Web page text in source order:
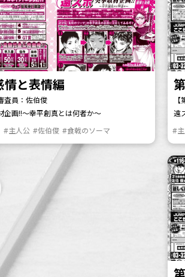
情と表情編
査員：佐伯俊
企画!!～幸平創真とは何者か～
#主人公 #佐伯俊 #食戟のソーマ
遠
#